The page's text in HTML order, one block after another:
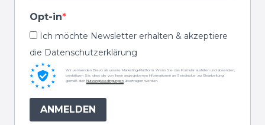
Opt-in
Ich möchte Newsletter erhalten & akzeptiere
die Datenschutzerklärung
Wir verwenden Brevo als unsere Marketing-Plattform. Wenn Sie das Formular ausfüllen und absenden,
bestätigen Sie, dass die von Ihnen angegebenen Informationen an Sendinblue zur Bearbeitung
gemäß den Nutzungsbedingungen übertragen werden.
ANMELDEN